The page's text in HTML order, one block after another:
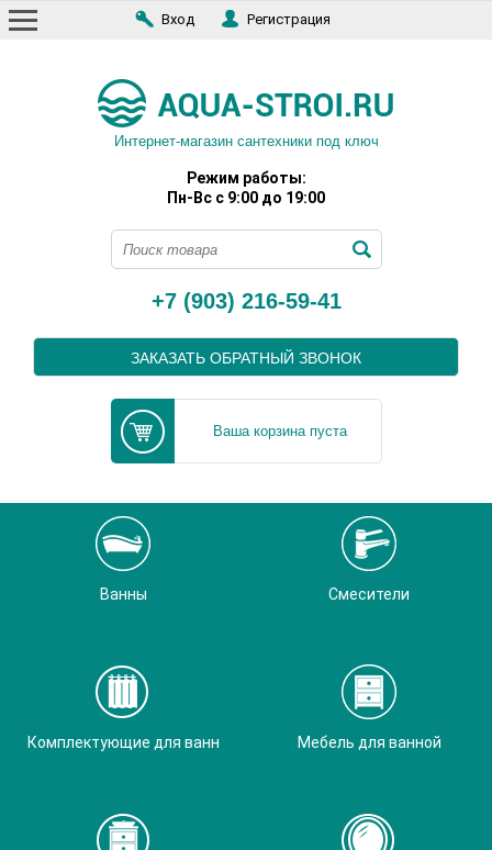
Вход Регистрация
Интернет-магазин сантехники под ключ
Режим работы:
Пн-Вс с 9:00 до 19:00
+7 (903) 216-59-41
ЗАКАЗАТЬ ОБРАТНЫЙ ЗВОНОК
Ваша корзина пуста
Ванны Смесители
Комплектующие для ванн Мебель для ванной